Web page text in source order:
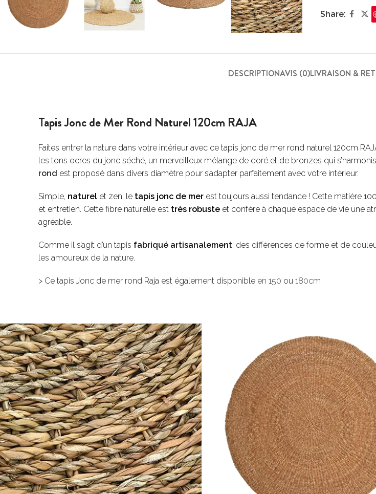
Share:
DESCRIPTIONAVIS (0)LIVRAISON &
Tapis Jonc de Mer Rond Naturel 120cm RAJA
Faites entrer la nature dans votre intérieur avec ce tapis jonc de mer rond naturel 120cm
les tons ocres du jonc séché, un merveilleux mélange de doré et de bronzes qui
rond est proposé dans divers diamètre pour s’adapter parfaitement avec votre intérieur.
Simple, naturelet zen, le tapis jonc de merest toujours aussi tendance ! Cette matière
et entretien. Cette fibre naturelle est très robuste et confère à chaque espace de vie une
agréable.
Comme il s’agit d’un tapis fabriqué artisanalement, des différences de forme et de
les amoureux de la nature.
> Ce tapis Jonc de mer rond Raja est également disponible en 150 ou 180cm